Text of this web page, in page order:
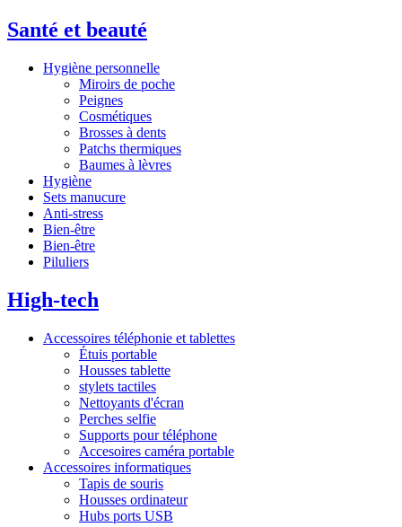
Santé et beauté
Hygiène personnelle
Miroirs de poche
Peignes
Cosmétiques
Brosses à dents
Patchs thermiques
Baumes à lèvres
Hygiène
Sets manucure
Anti-stress
Bien-être
Bien-être
Piluliers
High-tech
Accessoires téléphonie et tablettes
Étuis portable
Housses tablette
stylets tactiles
Nettoyants d'écran
Perches selfie
Supports pour téléphone
Accesoires caméra portable
Accessoires informatiques
Tapis de souris
Housses ordinateur
Hubs ports USB